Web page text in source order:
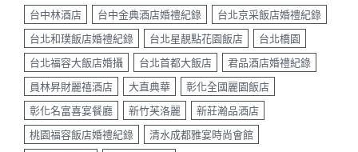
台中林酒店
台中金典酒店婚禮紀錄
台北京采飯店婚禮紀錄
台北和璞飯店婚禮紀錄
台北星靚點花園飯店
台北橋園
台北福容大飯店婚攝
台北首都大飯店
君品酒店婚禮紀錄
員林昇財麗禧酒店
大直典華
彰化全國麗園飯店
彰化名富喜宴餐廳
新竹芙洛麗
新莊瀚品酒店
桃園福容飯店婚禮紀錄
清水成都雅宴時尚會館